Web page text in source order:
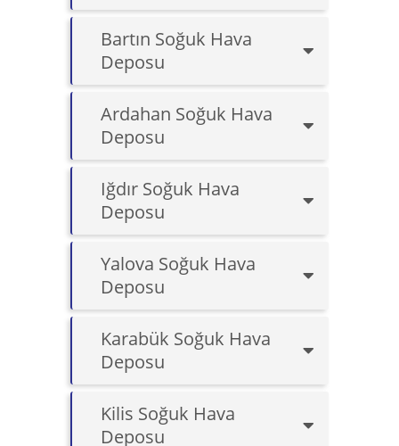
Bartın Soğuk Hava
Deposu
Ardahan Soğuk Hava
Deposu
Iğdır Soğuk Hava
Deposu
Yalova Soğuk Hava
Deposu
Karabük Soğuk Hava
Deposu
Kilis Soğuk Hava
Deposu